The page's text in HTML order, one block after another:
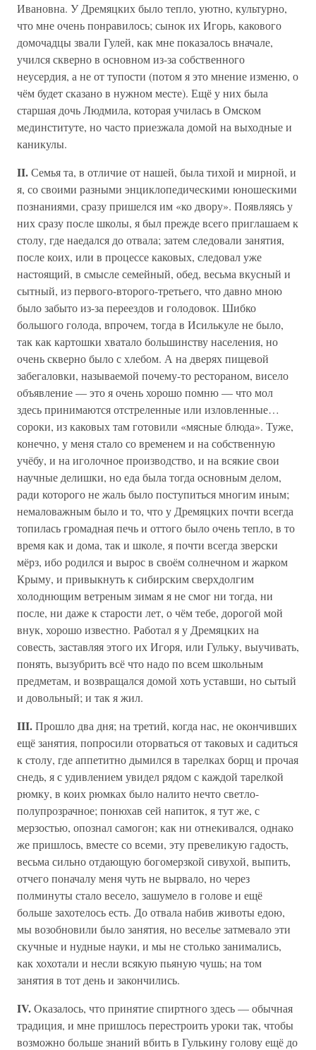
Ивановна. У Дремяцких было тепло, уютно, культурно,
что мне очень понравилось; сынок их Игорь, какового
домочадцы звали Гулей, как мне показалось вначале,
учился скверно в основном из-за собственного
неусердия, а не от тупости (потом я это мнение изменю, о
чём будет сказано в нужном месте). Ещё у них была
старшая дочь Людмила, которая училась в Омском
мединституте, но часто приезжала домой на выходные и
каникулы.
II.Семья та, в отличие от нашей, была тихой и мирной, и
я, со своими разными энциклопедическими юношескими
познаниями, сразу пришелся им «ко двору». Появляясь у
них сразу после школы, я был прежде всего приглашаем к
столу, где наедался до отвала; затем следовали занятия,
после коих, или в процессе каковых, следовал уже
настоящий, в смысле семейный, обед, весьма вкусный и
сытный, из первого-второго-третьего, что давно мною
было забыто из-за переездов и голодовок. Шибко
большого голода, впрочем, тогда в Исилькуле не было,
так как картошки хватало большинству населения, но
очень скверно было с хлебом. А на дверях пищевой
забегаловки, называемой почему-то рестораном, висело
объявление — это я очень хорошо помню — что мол
здесь принимаются отстреленные или изловленные…
сороки, из каковых там готовили «мясные блюда». Туже,
конечно, у меня стало со временем и на собственную
учёбу, и на иголочное производство, и на всякие свои
научные делишки, но еда была тогда основным делом,
ради которого не жаль было поступиться многим иным;
немаловажным было и то, что у Дремяцких почти всегда
топилась громадная печь и оттого было очень тепло, в то
время как и дома, так и школе, я почти всегда зверски
мёрз, ибо родился и вырос в своём солнечном и жарком
Крыму, и привыкнуть к сибирским сверхдолгим
холоднющим ветреным зимам я не смог ни тогда, ни
после, ни даже к старости лет, о чём тебе, дорогой мой
внук, хорошо известно. Работал я у Дремяцких на
совесть, заставляя этого их Игоря, или Гульку, выучивать,
понять, вызубрить всё что надо по всем школьным
предметам, и возвращался домой хоть уставши, но сытый
и довольный; и так я жил.
III.Прошло два дня; на третий, когда нас, не окончивших
ещё занятия, попросили оторваться от таковых и садиться
к столу, где аппетитно дымился в тарелках борщ и прочая
снедь, я с удивлением увидел рядом с каждой тарелкой
рюмку, в коих рюмках было налито нечто светло-
полупрозрачное; понюхав сей напиток, я тут же, с
мерзостью, опознал самогон; как ни отнекивался, однако
же пришлось, вместе со всеми, эту превеликую гадость,
весьма сильно отдающую богомерзкой сивухой, выпить,
отчего поначалу меня чуть не вырвало, но через
полминуты стало весело, зашумело в голове и ещё
больше захотелось есть. До отвала набив животы едою,
мы возобновили было занятия, но веселье затмевало эти
скучные и нудные науки, и мы не столько занимались,
как хохотали и несли всякую пьяную чушь; на том
занятия в тот день и закончились.
IV.Оказалось, что принятие спиртного здесь — обычная
традиция, и мне пришлось перестроить уроки так, чтобы
возможно больше знаний вбить в Гулькину голову ещё до